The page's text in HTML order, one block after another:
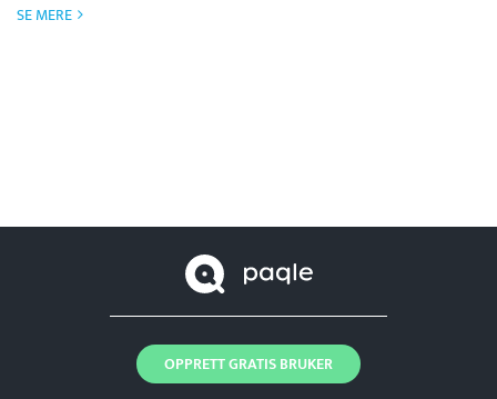
SE MERE
OPPRETT GRATIS BRUKER